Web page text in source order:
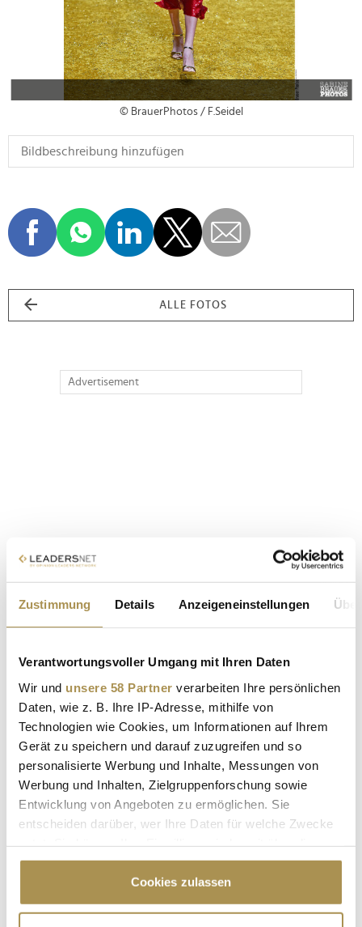
Zustimmung Details Anzeigeneinstellungen
Verantwortungsvoller Umgang mit Ihren Daten
Wir und unsere 58 Partner verarbeiten Ihre persönlichen
Daten, wie z. B. Ihre IP-Adresse, mithilfe von
Technologien wie Cookies, um Informationen auf Ihrem
Gerät zu speichern und darauf zuzugreifen und so
personalisierte Werbung und Inhalte, Messungen von
Werbung und Inhalten, Zielgruppenforschung sowie
Entwicklung von Angeboten zu ermöglichen. Sie
entscheiden darüber, wer Ihre Daten für welche Zwecke
Cookie-Erklärung oder durch Klicken auf das Privacy
Trigger Symbol ändern oder widerrufen
Cookies zulassen
© BrauerPhotos / F.Seidel
ALLE FOTOS
Advertisement